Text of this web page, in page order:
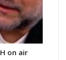
on air